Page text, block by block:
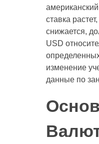
ставка
снижается,
USD
изменение
данные по